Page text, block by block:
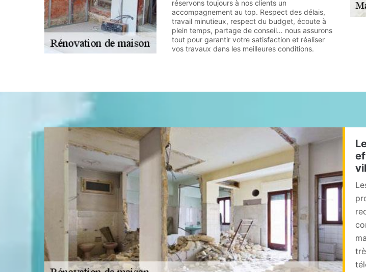
réservons toujours à nos clients un
accompagnement au top. Respect des délais,
travail minutieux, respect du budget, écoute à
plein temps, partage de conseil… nous assurons
tout pour garantir votre satisfaction et réaliser
vos travaux dans les meilleures conditions.